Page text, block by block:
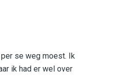
se weg moest. Ik
ik had er wel over